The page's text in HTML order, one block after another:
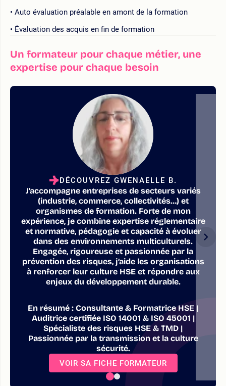
Auto évaluation préalable en amont de la formation
Évaluation des acquis en fin de formation
Un formateur pour chaque métier, une
expertise pour chaque besoin
DÉCOUVREZ GWENAELLE B.
J’accompagne entreprises de secteurs variés
(industrie, commerce, collectivités…) et
organismes de formation. Forte de mon
expérience, je combine expertise réglementaire
et normative, pédagogie et capacité à évoluer
dans des environnements multiculturels.
Engagée, rigoureuse et passionnée par la
prévention des risques, j’aide les organisations
à renforcer leur culture HSE et répondre aux
enjeux du développement durable.
En résumé : Consultante & Formatrice HSE |
Auditrice certifiée ISO 14001 & ISO 45001 |
Spécialiste des risques HSE & TMD |
Passionnée par la transmission et la culture
sécurité.
VOIR SA FICHE FORMATEUR